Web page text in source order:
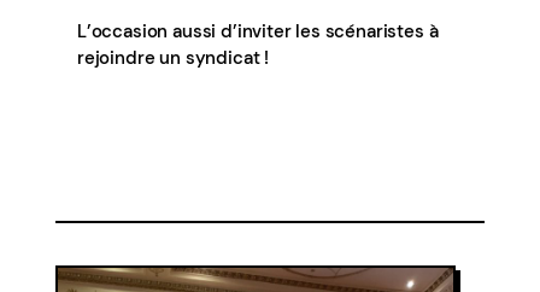
L’occasion aussi d’inviter les scénaristes à
rejoindre un syndicat !